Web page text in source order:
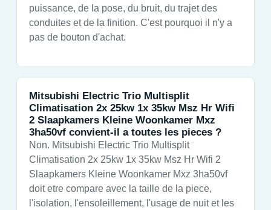
puissance, de la pose, du bruit, du trajet des
conduites et de la finition. C'est pourquoi il n'y a
pas de bouton d'achat.
Mitsubishi Electric Trio Multisplit
Climatisation 2x 25kw 1x 35kw Msz Hr Wifi
2 Slaapkamers Kleine Woonkamer Mxz
3ha50vf convient-il a toutes les pieces ?
Non. Mitsubishi Electric Trio Multisplit
Climatisation 2x 25kw 1x 35kw Msz Hr Wifi 2
Slaapkamers Kleine Woonkamer Mxz 3ha50vf
doit etre compare avec la taille de la piece,
l'isolation, l'ensoleillement, l'usage de nuit et les